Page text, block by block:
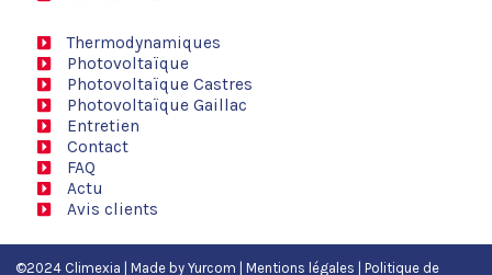
Thermodynamiques
Photovoltaïque
Photovoltaïque Castres
Photovoltaïque Gaillac
Entretien
Contact
FAQ
Actu
Avis clients
©2024 Climexia | Made byYurcom Mentions légales Politique de